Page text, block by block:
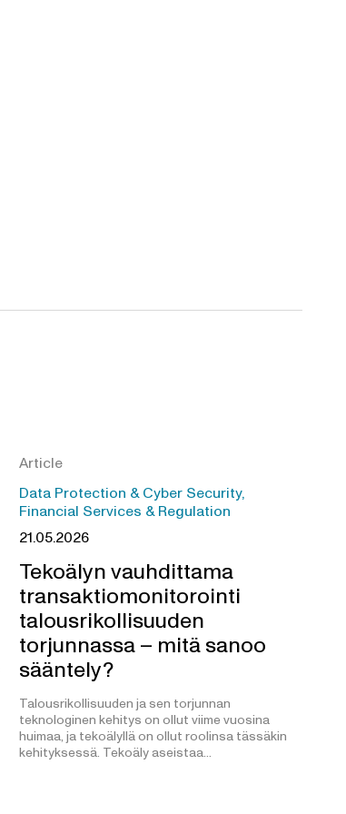
Article
Data Protection & Cyber Security,
Financial Services & Regulation
21.05.2026
Tekoälyn vauhdittama
transaktiomonitorointi
talousrikollisuuden
torjunnassa – mitä sanoo
sääntely?
Talousrikollisuuden ja sen torjunnan
teknologinen kehitys on ollut viime vuosina
huimaa, ja tekoälyllä on ollut roolinsa tässäkin
kehityksessä. Tekoäly aseistaa…